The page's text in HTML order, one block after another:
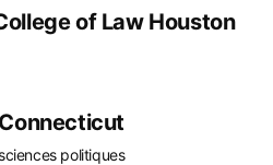
of Law Houston
politiques